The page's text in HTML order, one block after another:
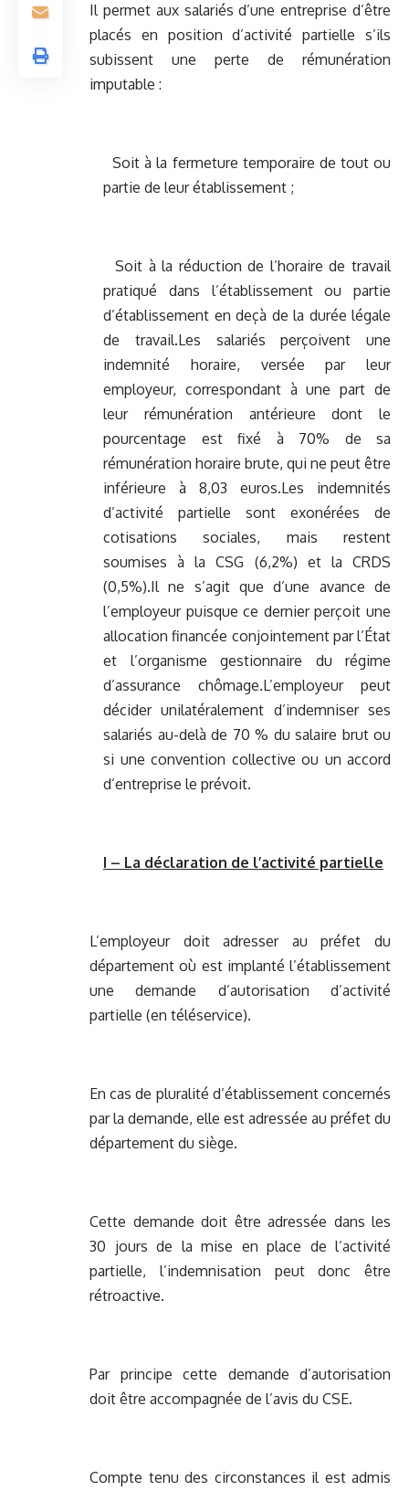
Il permet aux salariés d’une entreprise d’être
placés en position d’activité partielle s’ils
subissent une perte de rémunération
imputable :
Soit à la fermeture temporaire de tout ou
partie de leur établissement ;
Soit à la réduction de l’horaire de travail
pratiqué dans l’établissement ou partie
d’établissement en deçà de la durée légale
de travail.Les salariés perçoivent une
indemnité horaire, versée par leur
employeur, correspondant à une part de
leur rémunération antérieure dont le
pourcentage est fixé à 70% de sa
rémunération horaire brute, qui ne peut être
inférieure à 8,03 euros.Les indemnités
d’activité partielle sont exonérées de
cotisations sociales, mais restent
soumises à la CSG (6,2%) et la CRDS
(0,5%).Il ne s’agit que d’une avance de
l’employeur puisque ce dernier perçoit une
allocation financée conjointement par l’État
et l’organisme gestionnaire du régime
d’assurance chômage.L’employeur peut
décider unilatéralement d’indemniser ses
salariés au-delà de 70 % du salaire brut ou
si une convention collective ou un accord
d’entreprise le prévoit.
I – La déclaration de l’activité partielle
L’employeur doit adresser au préfet du
département où est implanté l’établissement
une demande d’autorisation d’activité
partielle (en téléservice).
En cas de pluralité d’établissement concernés
par la demande, elle est adressée au préfet du
département du siège.
Cette demande doit être adressée dans les
30 jours de la mise en place de l’activité
partielle, l’indemnisation peut donc être
rétroactive.
Par principe cette demande d’autorisation
doit être accompagnée de l’avis du CSE.
Compte tenu des circonstances il est admis